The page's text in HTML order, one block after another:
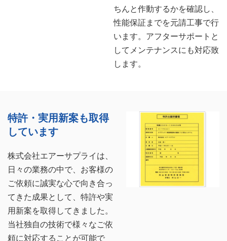
ちんと作動するかを確認し、
性能保証までを元請工事で行
います。アフターサポートと
してメンテナンスにも対応致
します。
特許・実用新案も取得
しています
株式会社エアーサプライは、
日々の業務の中で、お客様の
ご依頼に誠実な心で向き合っ
てきた成果として、特許や実
用新案を取得してきました。
当社独自の技術で様々なご依
頼に対応することが可能で